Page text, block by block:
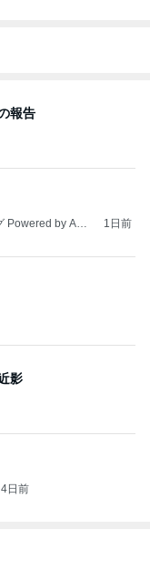
報告
Powered by Ame
1日前
影
4日前